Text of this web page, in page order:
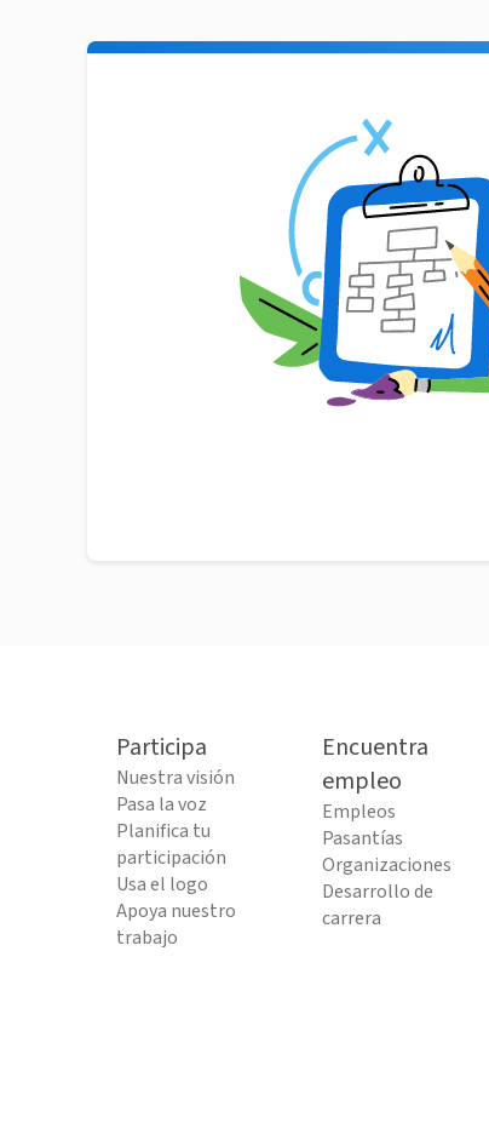
Participa
Nuestra visión
Pasa la voz
Planifica tu
participación
Usa el logo
Apoya nuestro
trabajo
Encuentra
empleo
Empleos
Pasantías
Organizaciones
Desarrollo de
carrera